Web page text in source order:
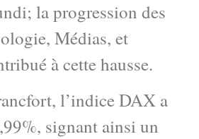
la progression des
Médias, et
à cette hausse.
l’indice DAX a
signant ainsi un